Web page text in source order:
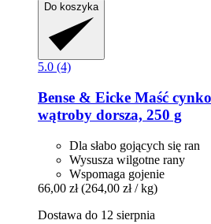
Do koszyka
5.0 (4)
Bense & Eicke Maść
wątroby dorsza, 250 g
Dla słabo gojących się ran
Wysusza wilgotne rany
Wspomaga gojenie
66,00 zł (264,00 zł / kg)
Dostawa do 12 sierpnia